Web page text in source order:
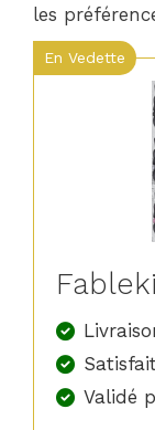
les
En Vedette
Validé